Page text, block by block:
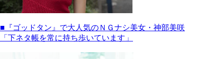
■『ゴッドタン』で大人気のＮＧナシ美女・神部美咲
「下ネタ帳を常に持ち歩いています」